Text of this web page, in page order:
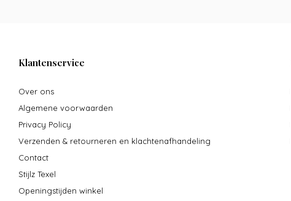
Klantenservice
Over ons
Algemene voorwaarden
Privacy Policy
Verzenden & retourneren en klachtenafhandeling
Contact
Stijlz Texel
Openingstijden winkel